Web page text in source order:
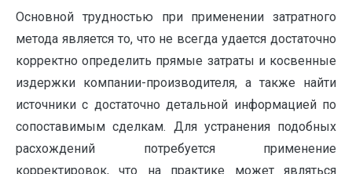
Основной трудностью при применении затратного
метода является то, что не всегда удается достаточно
корректно определить прямые затраты и косвенные
издержки компании-производителя, а также найти
источники с достаточно детальной информацией по
сопоставимым сделкам. Для устранения подобных
расхождений потребуется применение
корректировок, что на практике может являться